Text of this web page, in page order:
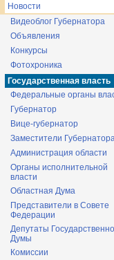
Новости
Видеоблог Губернатора
Объявления
Конкурсы
Фотохроника
Государственная власть
Федеральные органы
Губернатор
Вице-губернатор
Заместители
Администрация области
Органы исполнительной
власти
Областная Дума
Представители в Совете
Федерации
Депутаты
Думы
Комиссии